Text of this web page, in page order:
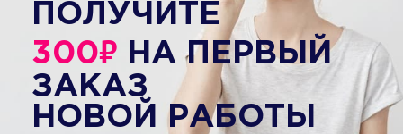
ПОЛУЧИТЕ
300₽ НА ПЕРВЫЙ
ЗАКАЗ
НОВОЙ РАБОТЫ